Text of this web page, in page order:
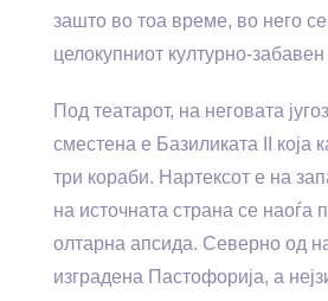
зашто во тоа време, во него
целокупниот културно-
Под театарот, на неговата
сместена е Базиликата II која
три кораби. Нартексот е на
на источната страна се наоѓа
олтарна апсида. Северно од
изградена Пастофорија, а